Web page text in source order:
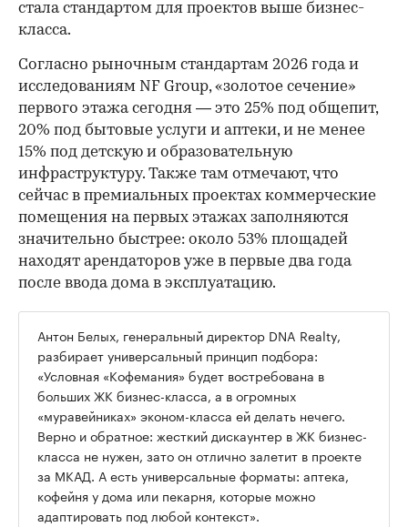
стала стандартом для проектов выше бизнес-
класса.
Согласно рыночным стандартам 2026 года и
исследованиям NF Group, «золотое сечение»
первого этажа сегодня — это 25% под общепит,
20% под бытовые услуги и аптеки, и не менее
15% под детскую и образовательную
инфраструктуру. Также там отмечают, что
сейчас в премиальных проектах коммерческие
помещения на первых этажах заполняются
значительно быстрее: около 53% площадей
находят арендаторов уже в первые два года
после ввода дома в эксплуатацию.
Антон Белых, генеральный директор DNA Realty,
разбирает универсальный принцип подбора:
«Условная «Кофемания» будет востребована в
больших ЖК бизнес-класса, а в огромных
«муравейниках» эконом-класса ей делать нечего.
Верно и обратное: жесткий дискаунтер в ЖК бизнес-
класса не нужен, зато он отлично залетит в проекте
за МКАД. А есть универсальные форматы: аптека,
кофейня у дома или пекарня, которые можно
адаптировать под любой контекст».